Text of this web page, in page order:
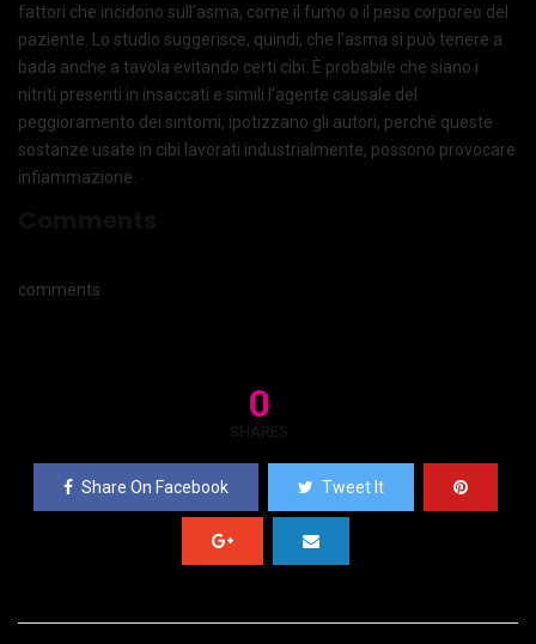
fattori che incidono sull’asma, come il fumo o il peso corporeo del
paziente. Lo studio suggerisce, quindi, che l’asma si può tenere a
bada anche a tavola evitando certi cibi. È probabile che siano i
nitriti presenti in insaccati e simili l’agente causale del
peggioramento dei sintomi, ipotizzano gli autori, perché queste
sostanze usate in cibi lavorati industrialmente, possono provocare
infiammazione.
comments
0
SHARES
Share On Facebook Tweet It